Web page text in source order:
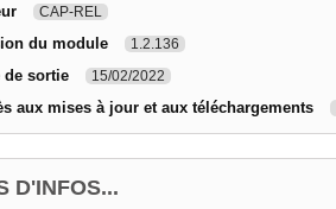
CAP-REL
du module 1.2.136
de sortie 15/02/2022
aux mises à jour et aux téléchargements
D'INFOS...